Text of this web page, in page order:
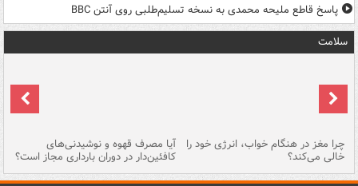
پاسخ قاطع ملیحه محمدی به نسخه تسلیم‌طلبی روی آنتن BBC
سلامت
چرا مغز در هنگام خواب، انرژی خود را
خالی می‌کند؟
آیا مصرف قهوه و نوشیدنی‌های
کافئین‌دار در دوران بارداری مجاز است؟